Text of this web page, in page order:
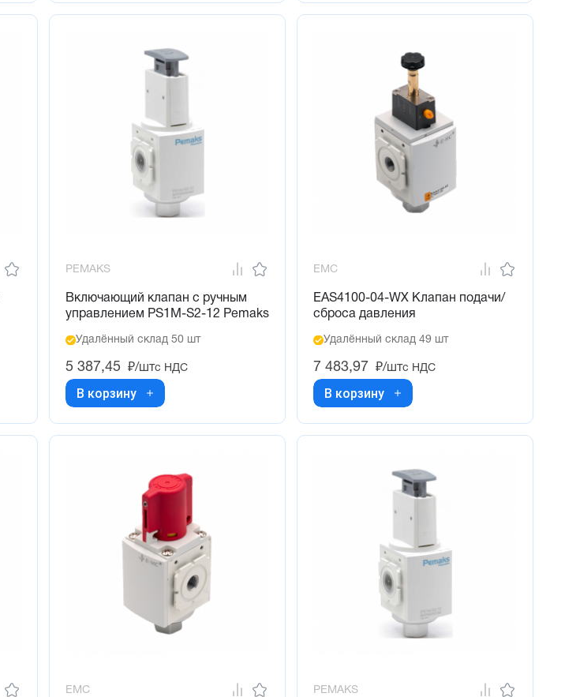
PEMAKS
Включающий клапан с ручным
управлением PS1M-S2-12 Pemaks
Удалённый склад 50 шт
5 387,45 ₽/штс НДС
В корзину
EMC
EAS4100-04-WX Клапан подачи/
сброса давления
Удалённый склад 49 шт
7 483,97 ₽/штс НДС
В корзину
EMC PEMAKS